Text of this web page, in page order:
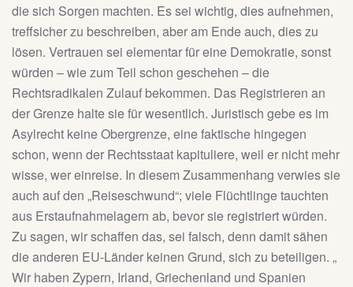
die sich Sorgen machten. Es sei wichtig, dies aufnehmen,
treffsicher zu beschreiben, aber am Ende auch, dies zu
lösen. Vertrauen sei elementar für eine Demokratie, sonst
würden – wie zum Teil schon geschehen – die
Rechtsradikalen Zulauf bekommen. Das Registrieren an
der Grenze halte sie für wesentlich. Juristisch gebe es im
Asylrecht keine Obergrenze, eine faktische hingegen
schon, wenn der Rechtsstaat kapituliere, weil er nicht mehr
wisse, wer einreise. In diesem Zusammenhang verwies sie
auch auf den „Reiseschwund“; viele Flüchtlinge tauchten
aus Erstaufnahmelagern ab, bevor sie registriert würden.
Zu sagen, wir schaffen das, sei falsch, denn damit sähen
die anderen EU-Länder keinen Grund, sich zu beteiligen. „
Wir haben Zypern, Irland, Griechenland und Spanien